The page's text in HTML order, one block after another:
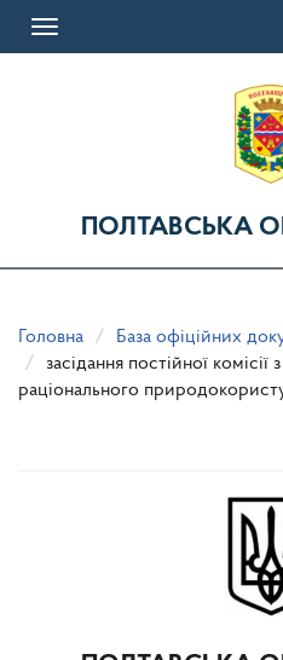
Toggle
ПОЛТАВСЬКА
Головна
База офіційних
засідання постійної комісії
раціонального